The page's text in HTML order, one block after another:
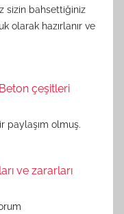
sizin bahsettiğiniz
olarak hazırlanır ve
Beton çeşitleri
paylaşım olmuş.
ve zararları